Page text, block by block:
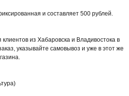
и составляет 500 рублей.
из Хабаровска и Владивостока в
указывайте самовывоз и уже в этот же